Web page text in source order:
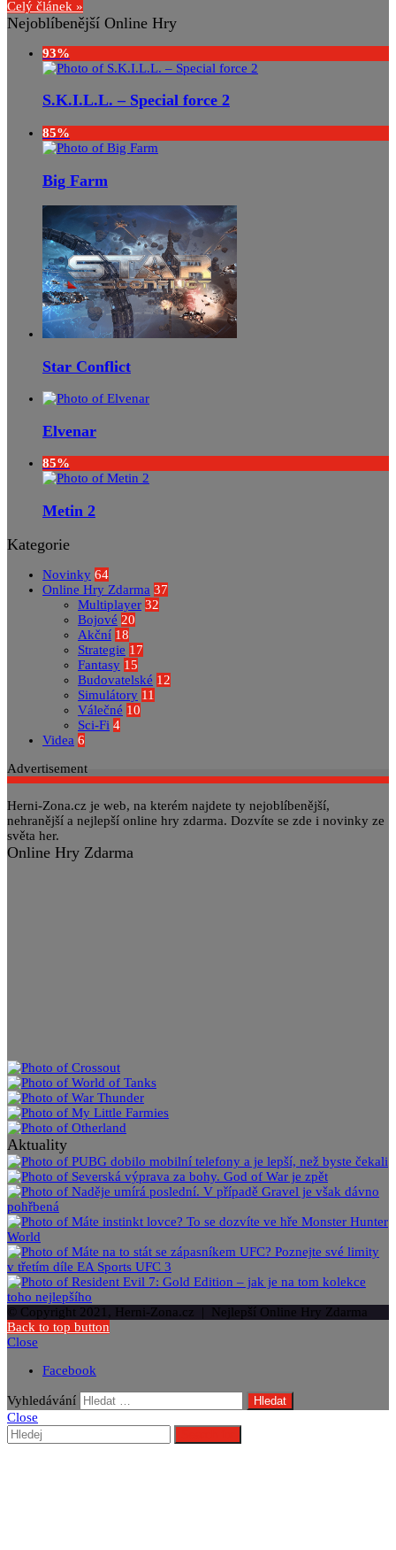
Celý článek »
Nejoblíbenější Online Hry
93%
S.K.I.L.L. – Special force 2
85%
Big Farm
Star Conflict
Elvenar
85%
Metin 2
Kategorie
Novinky 64
Online Hry Zdarma 37
Multiplayer 32
Bojové 20
Akční 18
Strategie 17
Fantasy 15
Budovatelské 12
Simulátory 11
Válečné 10
Sci-Fi 4
Videa 6
Advertisement
Herni-Zona.cz je web, na kterém najdete ty nejoblíbenější,
nehranější a nejlepší online hry zdarma. Dozvíte se zde i novinky ze
světa her.
Online Hry Zdarma
Aktuality
© Copyright 2021, Herni-Zona.cz | Nejlepší Online Hry Zdarma
Back to top button
Close
Facebook
Vyhledávání
Close